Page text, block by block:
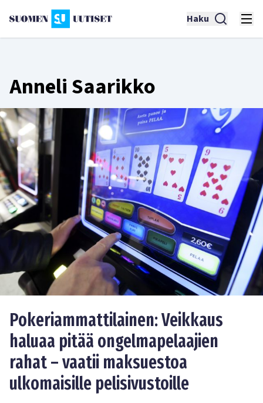
Haku
Anneli Saarikko
Pokeriammattilainen: Veikkaus
haluaa pitää ongelmapelaajien
rahat – vaatii maksuestoa
ulkomaisille pelisivustoille